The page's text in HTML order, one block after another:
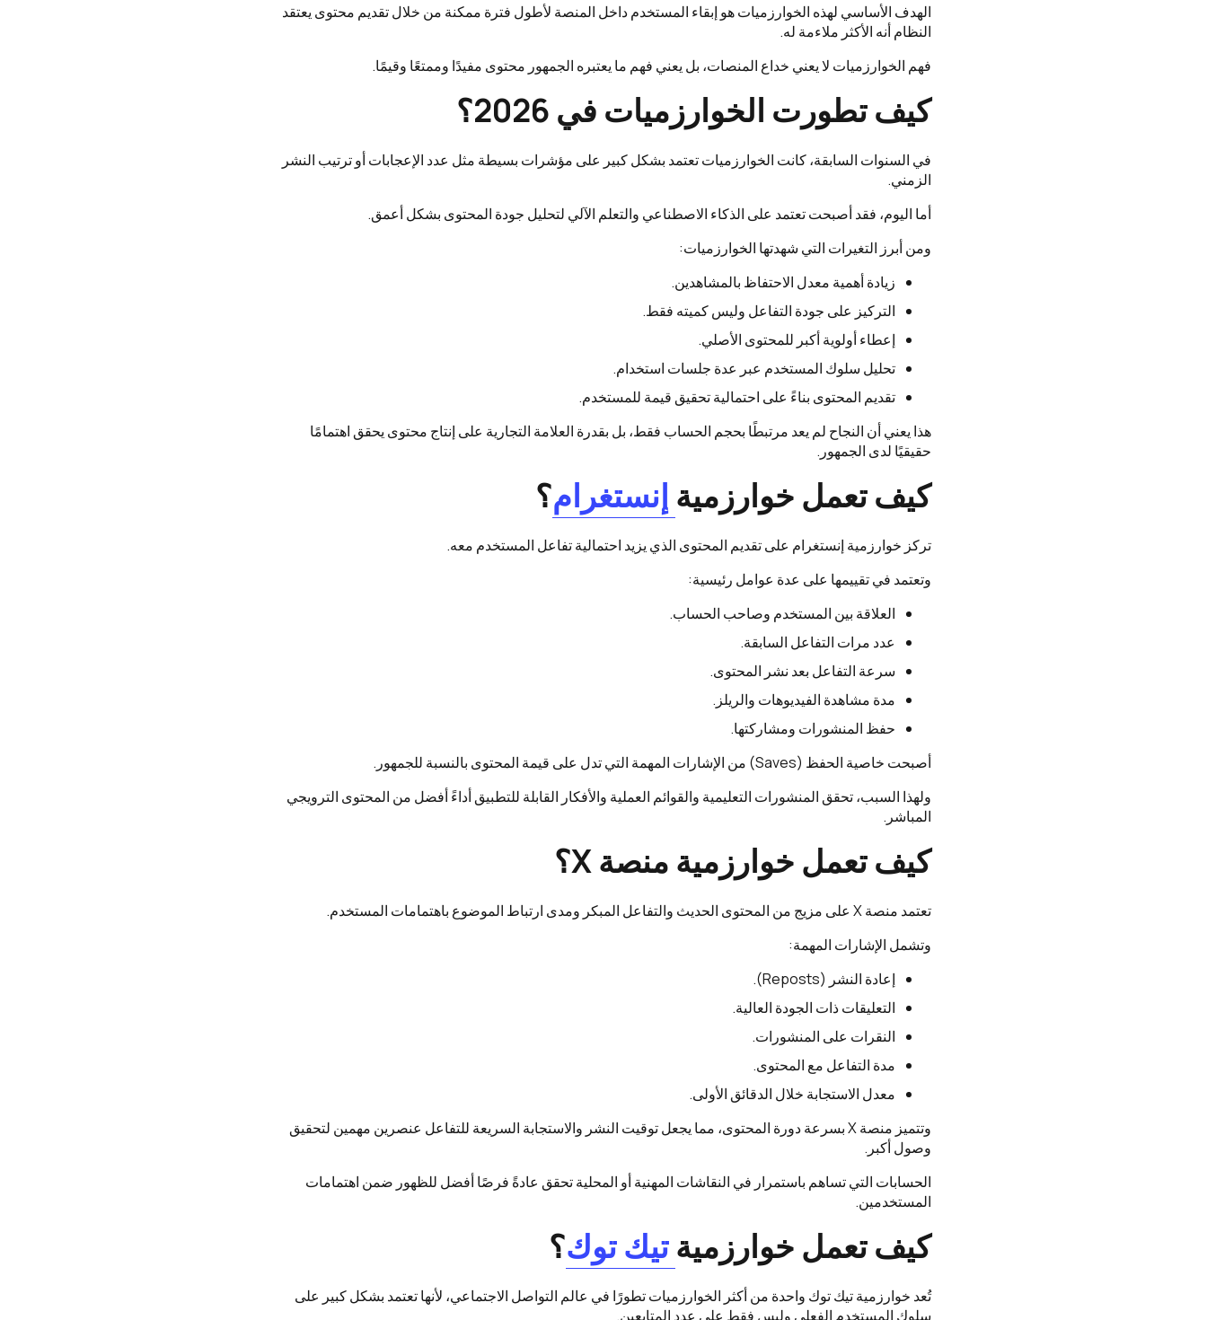
الهدف الأساسي لهذه الخوارزميات هو إبقاء المستخدم داخل المنصة لأطول فترة ممكنة من خلال تقديم محتوى يعتقد
النظام أنه الأكثر ملاءمة له.
فهم الخوارزميات لا يعني خداع المنصات، بل يعني فهم ما يعتبره الجمهور محتوى مفيدًا وممتعًا وقيمًا.
كيف تطورت الخوارزميات في 2026؟
في السنوات السابقة، كانت الخوارزميات تعتمد بشكل كبير على مؤشرات بسيطة مثل عدد الإعجابات أو ترتيب النشر
الزمني.
أما اليوم، فقد أصبحت تعتمد على الذكاء الاصطناعي والتعلم الآلي لتحليل جودة المحتوى بشكل أعمق.
ومن أبرز التغيرات التي شهدتها الخوارزميات:
زيادة أهمية معدل الاحتفاظ بالمشاهدين.
التركيز على جودة التفاعل وليس كميته فقط.
إعطاء أولوية أكبر للمحتوى الأصلي.
تحليل سلوك المستخدم عبر عدة جلسات استخدام.
تقديم المحتوى بناءً على احتمالية تحقيق قيمة للمستخدم.
هذا يعني أن النجاح لم يعد مرتبطًا بحجم الحساب فقط، بل بقدرة العلامة التجارية على إنتاج محتوى يحقق اهتمامًا
حقيقيًا لدى الجمهور.
كيف تعمل خوارزمية إنستغرام؟
تركز خوارزمية إنستغرام على تقديم المحتوى الذي يزيد احتمالية تفاعل المستخدم معه.
وتعتمد في تقييمها على عدة عوامل رئيسية:
العلاقة بين المستخدم وصاحب الحساب.
عدد مرات التفاعل السابقة.
سرعة التفاعل بعد نشر المحتوى.
مدة مشاهدة الفيديوهات والريلز.
حفظ المنشورات ومشاركتها.
أصبحت خاصية الحفظ (Saves) من الإشارات المهمة التي تدل على قيمة المحتوى بالنسبة للجمهور.
ولهذا السبب، تحقق المنشورات التعليمية والقوائم العملية والأفكار القابلة للتطبيق أداءً أفضل من المحتوى الترويجي
المباشر.
كيف تعمل خوارزمية منصة X؟
تعتمد منصة X على مزيج من المحتوى الحديث والتفاعل المبكر ومدى ارتباط الموضوع باهتمامات المستخدم.
وتشمل الإشارات المهمة:
إعادة النشر (Reposts).
التعليقات ذات الجودة العالية.
النقرات على المنشورات.
مدة التفاعل مع المحتوى.
معدل الاستجابة خلال الدقائق الأولى.
وتتميز منصة X بسرعة دورة المحتوى، مما يجعل توقيت النشر والاستجابة السريعة للتفاعل عنصرين مهمين لتحقيق
وصول أكبر.
الحسابات التي تساهم باستمرار في النقاشات المهنية أو المحلية تحقق عادةً فرصًا أفضل للظهور ضمن اهتمامات
المستخدمين.
كيف تعمل خوارزميةتيك توك؟
تُعد خوارزمية تيك توك واحدة من أكثر الخوارزميات تطورًا في عالم التواصل الاجتماعي، لأنها تعتمد بشكل كبير على
سلوك المستخدم الفعلي وليس فقط على عدد المتابعين.